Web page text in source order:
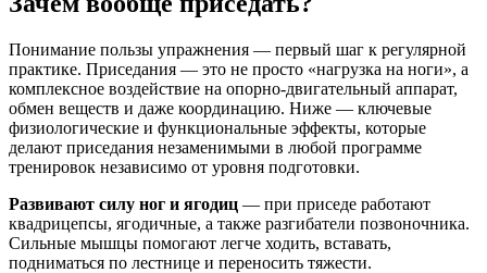
Понимание пользы упражнения — первый шаг к регулярной
практике. Приседания — это не просто «нагрузка на ноги», а
комплексное воздействие на опорно-двигательный аппарат,
обмен веществ и даже координацию. Ниже — ключевые
физиологические и функциональные эффекты, которые
делают приседания незаменимыми в любой программе
тренировок независимо от уровня подготовки.
Развивают силу ног и ягодиц — при приседе работают
квадрицепсы, ягодичные, а также разгибатели позвоночника.
Сильные мышцы помогают легче ходить, вставать,
подниматься по лестнице и переносить тяжести.